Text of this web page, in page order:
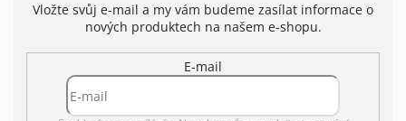
Vložte svůj e-mail a my vám budeme zasílat informace o
nových produktech na našem e-shopu.
E-mail